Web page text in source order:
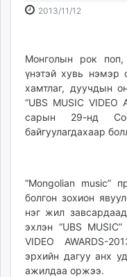
caak.mn
Baabar.mn
tovch.mn
ikon.mn
Livetv.mn
shuud.mn
eagle.mn
ergelt.mn
zarig.mn
today.mn
zuv.mn
2013/11/12
18:54:04
06:52:03
Монголын рок поп,
үнэтэй хувь нэмэр
хамтлаг, дуучдын
“UBS MUSIC VIDEO
сарын 29-нд
байгуулагдахаар
“Mongolian music”
болгон зохион
нэг жил
эхлэн “UBS
VIDEO AWARDS-
эрхийн дагуу анх
ажилдаа оржээ.